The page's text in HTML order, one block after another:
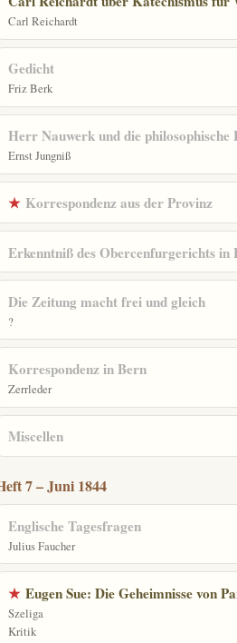
Carl Reichardt
Gedicht
Friz Berk
Herr Nauwerk und die philosophische
Ernst Jungniß
★ Korrespondenz aus der Provinz
Erkenntniß des Obercenfurgerichts in
Die Zeitung macht frei und gleich
?
Korrespondenz in Bern
Zerrleder
Miscellen
7 – Juni 1844
Englische Tagesfragen
Julius Faucher
★ Eugen Sue: Die Geheimnisse von
Szeliga
Kritik